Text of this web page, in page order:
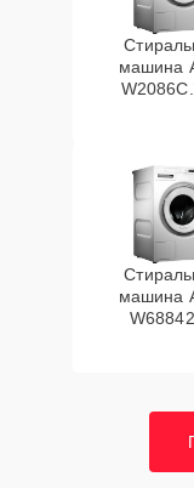
машина
машина